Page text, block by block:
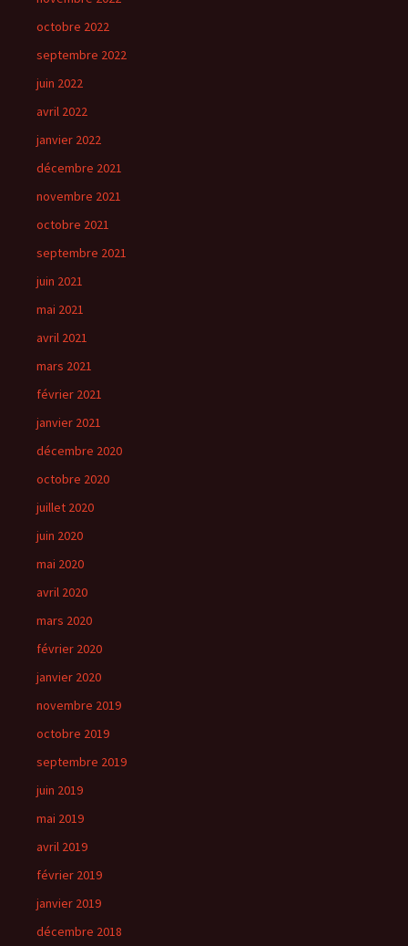
octobre 2022
septembre 2022
juin 2022
avril 2022
janvier 2022
décembre 2021
novembre 2021
octobre 2021
septembre 2021
juin 2021
mai 2021
avril 2021
mars 2021
février 2021
janvier 2021
décembre 2020
octobre 2020
juillet 2020
juin 2020
mai 2020
avril 2020
mars 2020
février 2020
janvier 2020
novembre 2019
octobre 2019
septembre 2019
juin 2019
mai 2019
avril 2019
février 2019
janvier 2019
décembre 2018